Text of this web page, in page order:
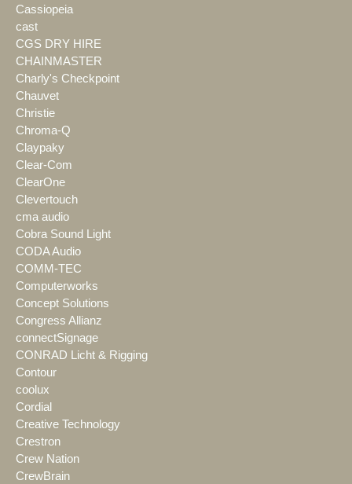
Cassiopeia
cast
CGS DRY HIRE
CHAINMASTER
Charly's Checkpoint
Chauvet
Christie
Chroma-Q
Claypaky
Clear-Com
ClearOne
Clevertouch
cma audio
Cobra Sound Light
CODA Audio
COMM-TEC
Computerworks
Concept Solutions
Congress Allianz
connectSignage
CONRAD Licht & Rigging
Contour
coolux
Cordial
Creative Technology
Crestron
Crew Nation
CrewBrain